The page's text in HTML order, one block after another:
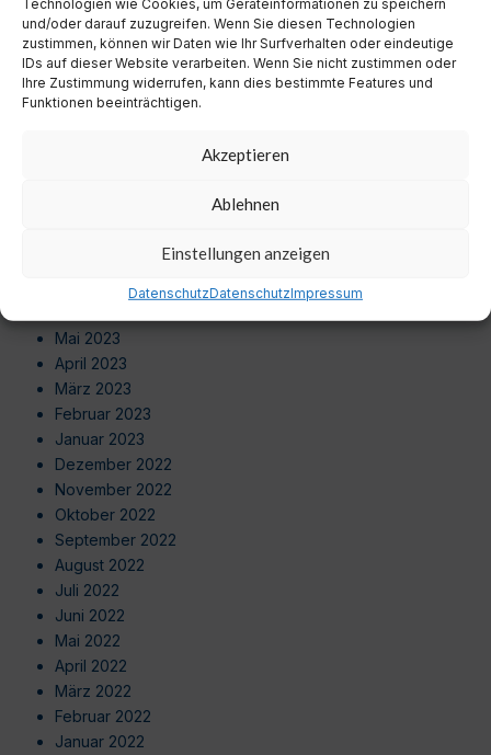
und/oder darauf zuzugreifen. Wenn Sie diesen Technologien
zustimmen, können wir Daten wie Ihr Surfverhalten oder eindeutige
IDs auf dieser Website verarbeiten. Wenn Sie nicht zustimmen oder
Ihre Zustimmung widerrufen, kann dies bestimmte Features und
Funktionen beeinträchtigen.
Akzeptieren
Ablehnen
Einstellungen anzeigen
DatenschutzDatenschutzImpressum
Juni 2024
Mai 2024
April 2024
März 2024
Februar 2024
Mai 2023
April 2023
März 2023
Februar 2023
Januar 2023
Dezember 2022
November 2022
Oktober 2022
September 2022
August 2022
Juli 2022
Juni 2022
Mai 2022
April 2022
März 2022
Februar 2022
Januar 2022